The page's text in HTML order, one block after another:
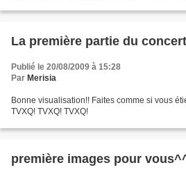
La première partie du
Publié le 20/08/2009 à 15:28
Par Merisia
Bonne visualisation!! Faites comme si vous
TVXQ! TVXQ! TVXQ!
première images pour